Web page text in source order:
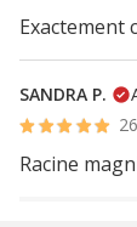
Exactement
SANDRA P.
Racine